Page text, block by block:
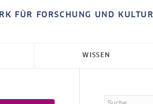
FÜR FORSCHUNG UND KULTUR
WISSEN